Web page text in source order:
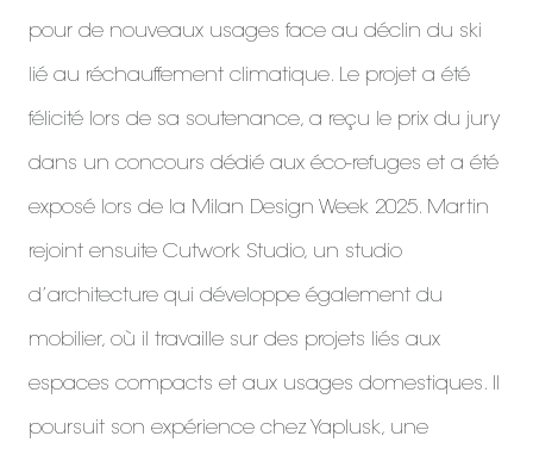
pour de nouveaux usages face au déclin du ski
lié au réchauffement climatique. Le projet a été
félicité lors de sa soutenance, a reçu le prix du jury
dans un concours dédié aux éco-refuges et a été
exposé lors de la Milan Design Week 2025. Martin
rejoint ensuite Cutwork Studio, un studio
d’architecture qui développe également du
mobilier, où il travaille sur des projets liés aux
espaces compacts et aux usages domestiques. Il
poursuit son expérience chez Yaplusk, une